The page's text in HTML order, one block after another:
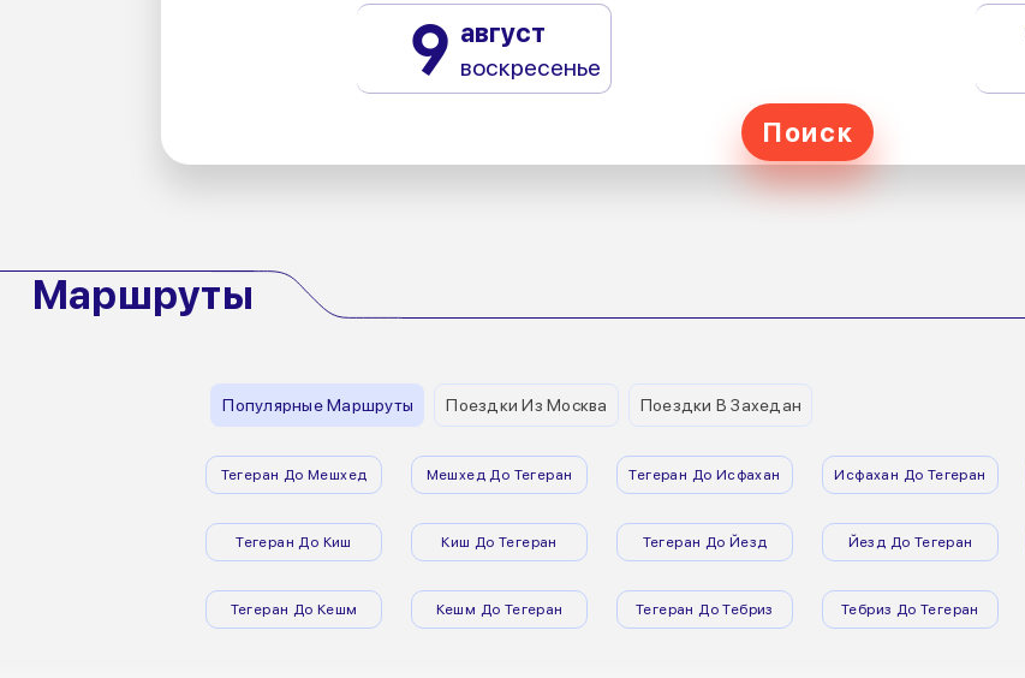
9 август
воскресенье
Поиск
Маршруты
Популярные Маршруты Поездки Из Москва Поездки В Захедан
Тегеран До Мешхед Мешхед До Тегеран Тегеран До Исфахан Исфахан До Тегеран
Тегеран До Киш Киш До Тегеран Тегеран До Йезд Йезд До Тегеран
Тегеран До Кешм Кешм До Тегеран Тегеран До Тебриз Тебриз До Тегеран